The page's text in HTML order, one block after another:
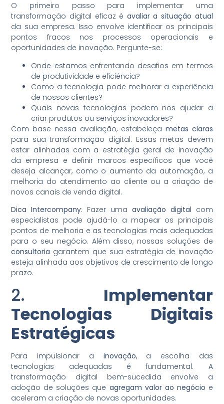
O primeiro passo para implementar uma
transformação digital eficaz é avaliar a situação atual
da sua empresa. Isso envolve identificar os principais
pontos fracos nos processos operacionais e
oportunidades de inovação. Pergunte-se:
Onde estamos enfrentando desafios em termos
de produtividade e eficiência?
Como a tecnologia pode melhorar a experiência
de nossos clientes?
Quais novas tecnologias podem nos ajudar a
criar produtos ou serviços inovadores?
Com base nessa avaliação, estabeleça metas claras
para sua transformação digital. Essas metas devem
estar alinhadas com a estratégia geral de inovação
da empresa e definir marcos específicos que você
deseja alcançar, como o aumento da automação, a
melhoria do atendimento ao cliente ou a criação de
novos canais de venda digital.
Dica Intercompany: Fazer uma avaliação digital com
especialistas pode ajudá-lo a mapear os principais
pontos de melhoria e as tecnologias mais adequadas
para o seu negócio. Além disso, nossas soluções de
consultoria garantem que sua estratégia de inovação
esteja alinhada aos objetivos de crescimento de longo
prazo.
2. Implementar
Tecnologias Digitais
Estratégicas
Para impulsionar a inovação, a escolha das
tecnologias adequadas é fundamental. A
transformação digital bem-sucedida envolve a
adoção de soluções que agregam valor ao negócio e
aceleram a criação de novas oportunidades.